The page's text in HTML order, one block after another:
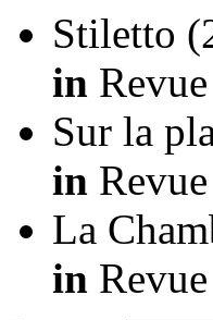
Stiletto
in
Sur la
in
La
in